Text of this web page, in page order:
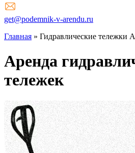
get@podemnik-v-arendu.ru
Главная » Гидравлические тележки
Аренда
тележек